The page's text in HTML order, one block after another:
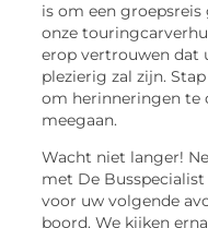
is om een
onze
erop vertrouwen dat
plezierig zal zijn.
om herinneringen te
meegaan.
Wacht niet langer!
met De
voor uw volgende
boord. We kijken